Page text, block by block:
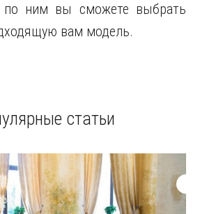
по ним вы сможете выбрать
вам модель.
статьи